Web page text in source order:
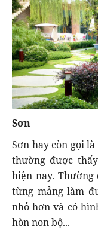
Sơn
Sơn hay còn gọi
thường được
hiện nay.
từng mảng làm
nhỏ hơn và có
hòn non bộ...